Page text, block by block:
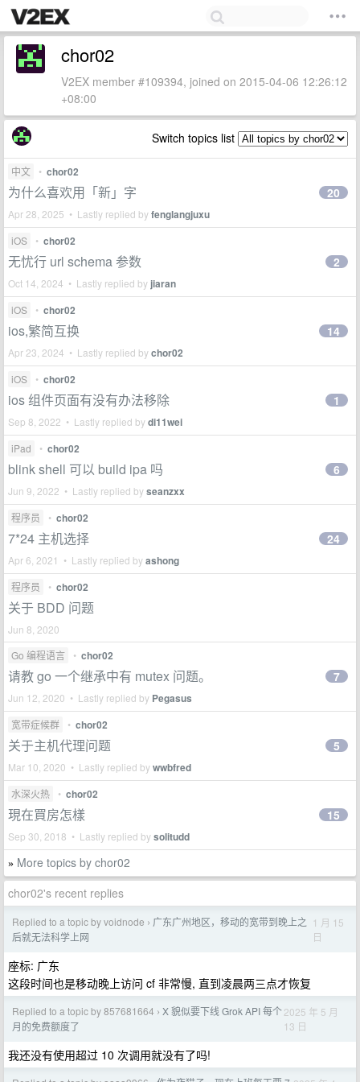
chor02
V2EX member #109394, joined on 2015-04-06 12:26:12
+08:00
Switch topics list
中文 • chor02
为什么喜欢用「新」字
Apr 28, 2025 • Lastly replied byfenglangjuxu
20
iOS • chor02
无忧行 url schema 参数
Oct 14, 2024 • Lastly replied by jiaran
2
iOS • chor02
ios,繁简互换
Apr 23, 2024 • Lastly replied bychor02
14
iOS • chor02
ios 组件页面有没有办法移除
Sep 8, 2022 • Lastly replied bydi11wei
1
iPad • chor02
blink shell 可以 build ipa 吗
Jun 9, 2022 • Lastly replied byseanzxx
6
程序员 • chor02
7*24 主机选择
Apr 6, 2021 • Lastly replied byashong
24
程序员 • chor02
关于 BDD 问题
Jun 8, 2020
Go 编程语言
• chor02
请教 go 一个继承中有 mutex 问题。
Jun 12, 2020 • Lastly replied by Pegasus
7
宽带症候群 • chor02
关于主机代理问题
Mar 10, 2020 • Lastly replied bywwbfred
5
水深火热 • chor02
現在買房怎樣
Sep 30, 2018 • Lastly replied bysolitudd
15
» More topics by chor02
chor02's recent replies
Replied to a topic by voidnode › 广东广州地区，移动的宽带到晚上之
后就无法科学上网
1 月 15
日
座标: 广东
这段时间也是移动晚上访问 cf 非常慢, 直到凌晨两三点才恢复
Replied to a topic by 857681664 › X 貌似要下线 Grok API 每个
月的免费额度了
2025 年 5 月
13 日
我还没有使用超过 10 次调用就没有了吗!